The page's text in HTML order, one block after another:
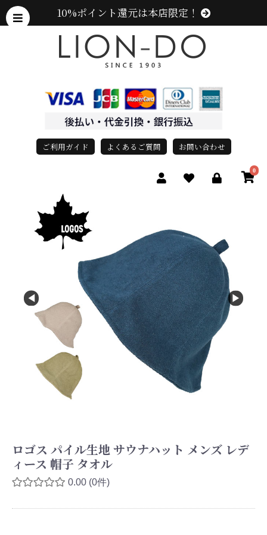
10%ポイント還元は本店限定！
ご利用ガイド よくあるご質問 お問い合わせ
0
ロゴス パイル生地 サウナハット メンズ レデ
ィース 帽子 タオル
0.00 (0件)